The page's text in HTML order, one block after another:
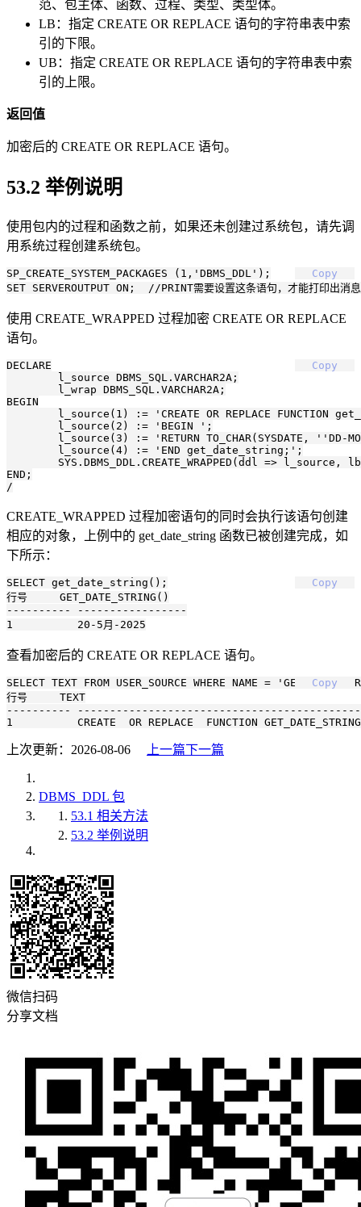
范、包主体、函数、过程、类型、类型体。
LB：指定 CREATE OR REPLACE 语句的字符串表中索
引的下限。
UB：指定 CREATE OR REPLACE 语句的字符串表中索
引的上限。
返回值
加密后的 CREATE OR REPLACE 语句。
53.2 举例说明
使用包内的过程和函数之前，如果还未创建过系统包，请先调
用系统过程创建系统包。
Copy
SP_CREATE_SYSTEM_PACKAGES (1,'DBMS_DDL');
使用 CREATE_WRAPPED 过程加密 CREATE OR REPLACE
语句。
Copy
DECLARE
BEGIN
END;
CREATE_WRAPPED 过程加密语句的同时会执行该语句创建
相应的对象，上例中的 get_date_string 函数已被创建完成，如
下所示：
Copy
SELECT get_date_string();
行号     GET_DATE_STRING()
---------- -----------------
查看加密后的 CREATE OR REPLACE 语句。
Copy
SELECT TEXT FROM USER_SOURCE WHERE NAME =
行号     TEXT
----------
上次更新：2026-08-06 上一篇下一篇
DBMS_DDL 包
53.1 相关方法
53.2 举例说明
微信扫码
分享文档